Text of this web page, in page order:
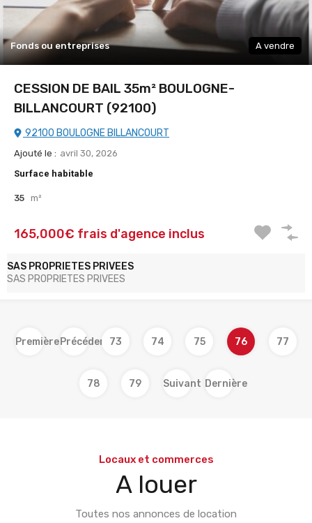
Fonds ou entreprises A vendre
CESSION DE BAIL 35m² BOULOGNE-
BILLANCOURT (92100)
92100 BOULOGNE BILLANCOURT
Ajouté le : avril 30, 2026
Surface habitable
35 m²
165,000€ frais d'agence inclus
SAS PROPRIETES PRIVEES
SAS PROPRIETES PRIVEES
Première Précédent73 74 75 76 77
78 79 Suivant Dernière
Locaux et commerces
A louer
Toutes nos annonces de location